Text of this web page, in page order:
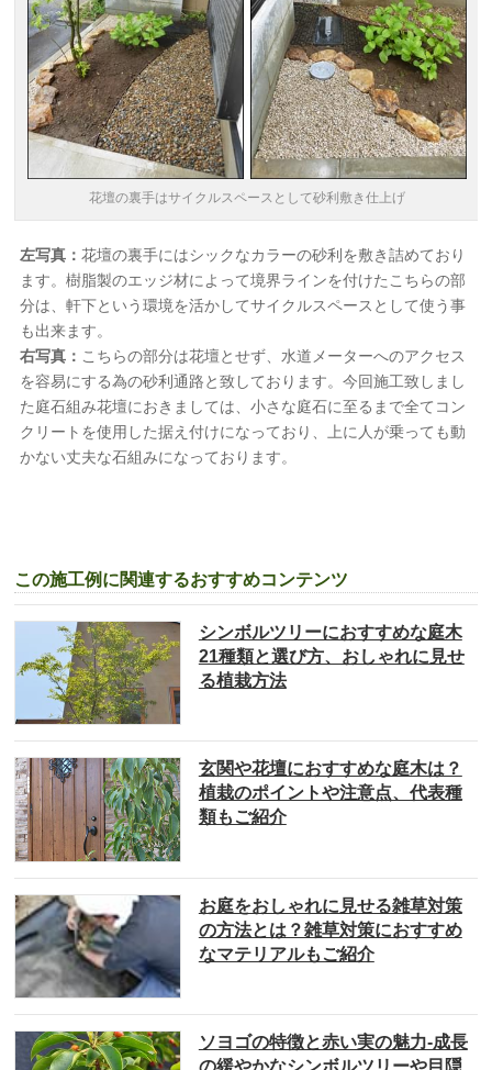
花壇の裏手はサイクルスペースとして砂利敷き仕上げ
左写真：花壇の裏手にはシックなカラーの砂利を敷き詰めており
ます。樹脂製のエッジ材によって境界ラインを付けたこちらの部
分は、軒下という環境を活かしてサイクルスペースとして使う事
も出来ます。
右写真： こちらの部分は花壇とせず、水道メーターへのアクセス
を容易にする為の砂利通路と致しております。今回施工致しまし
た庭石組み花壇におきましては、小さな庭石に至るまで全てコン
クリートを使用した据え付けになっており、上に人が乗っても動
かない丈夫な石組みになっております。
この施工例に関連するおすすめコンテンツ
シンボルツリーにおすすめな庭木
21種類と選び方、おしゃれに見せ
る植栽方法
玄関や花壇におすすめな庭木は？
植栽のポイントや注意点、代表種
類もご紹介
お庭をおしゃれに見せる雑草対策
の方法とは？雑草対策におすすめ
なマテリアルもご紹介
ソヨゴの特徴と赤い実の魅力-成長
の緩やかなシンボルツリーや目隠